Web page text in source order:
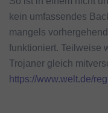
kein umfassendes
mangels
funktioniert. Teilweise
Trojaner gleich
https://www.welt.de/